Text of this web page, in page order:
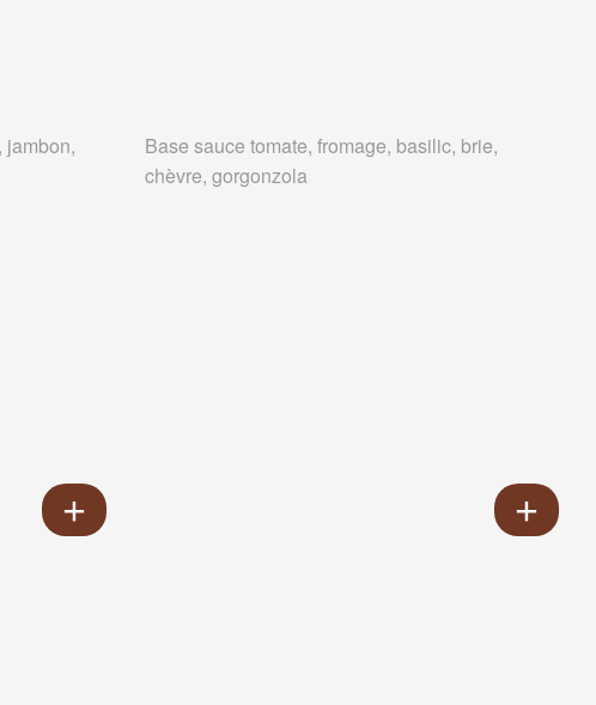
jambon,
Base sauce tomate, fromage, basilic, brie,
chèvre, gorgonzola